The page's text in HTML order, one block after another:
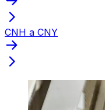
CNH a CNY